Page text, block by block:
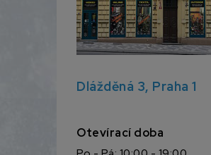
Dlážděná 3, Praha 1
Otevírací doba